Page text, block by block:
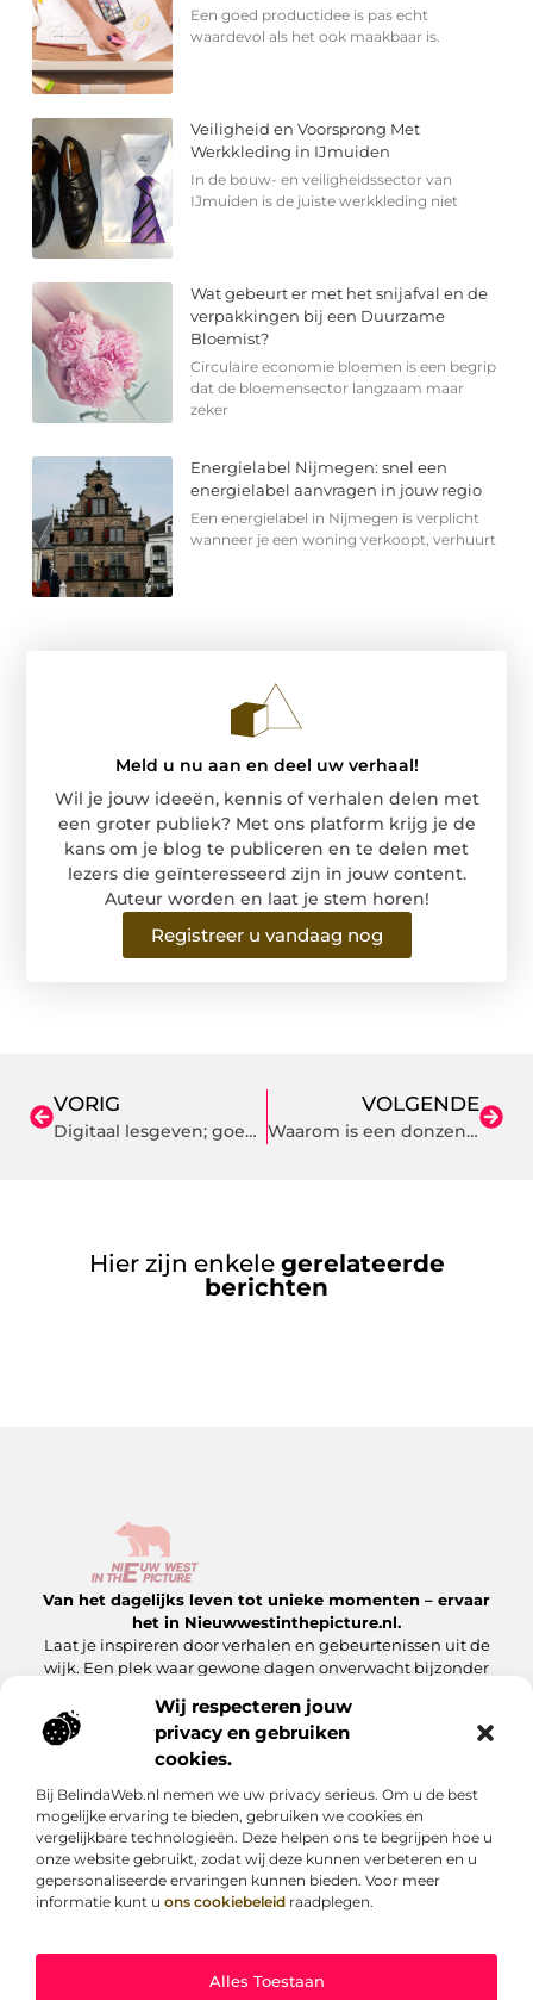
Wij respecteren jouw
privacy en gebruiken
cookies.
Bij BelindaWeb.nl nemen we uw privacy serieus. Om u de best
mogelijke ervaring te bieden, gebruiken we cookies en
vergelijkbare technologieën. Deze helpen ons te begrijpen hoe u
onze website gebruikt, zodat wij deze kunnen verbeteren en u
gepersonaliseerde ervaringen kunnen bieden. Voor meer
informatie kunt u ons cookiebeleid raadplegen.
Alles Toestaan
Een goed productidee is pas echt
waardevol als het ook maakbaar is.
Veiligheid en Voorsprong Met
Werkkleding in IJmuiden
In de bouw- en veiligheidssector van
IJmuiden is de juiste werkkleding niet
Wat gebeurt er met het snijafval en de
verpakkingen bij een Duurzame
Bloemist?
Circulaire economie bloemen is een begrip
dat de bloemensector langzaam maar
zeker
Energielabel Nijmegen: snel een
energielabel aanvragen in jouw regio
Een energielabel in Nijmegen is verplicht
wanneer je een woning verkoopt, verhuurt
Meld u nu aan en deel uw verhaal!
Wil je jouw ideeën, kennis of verhalen delen met
een groter publiek? Met ons platform krijg je de
kans om je blog te publiceren en te delen met
lezers die geïnteresseerd zijn in jouw content.
Auteur worden en laat je stem horen!
Registreer u vandaag nog
VORIG
Digitaal lesgeven; goed voor de ontwikkeling en meer…
VOLGENDE
Waarom is een donzen dekbed in de winter het beste
Hier zijn enkele gerelateerde
berichten
Van het dagelijks leven tot unieke momenten – ervaar
het in Nieuwwestinthepicture.nl.
Laat je inspireren door verhalen en gebeurtenissen uit de
wijk. Een plek waar gewone dagen onverwacht bijzonder
Onze informatie
Bericht categorie